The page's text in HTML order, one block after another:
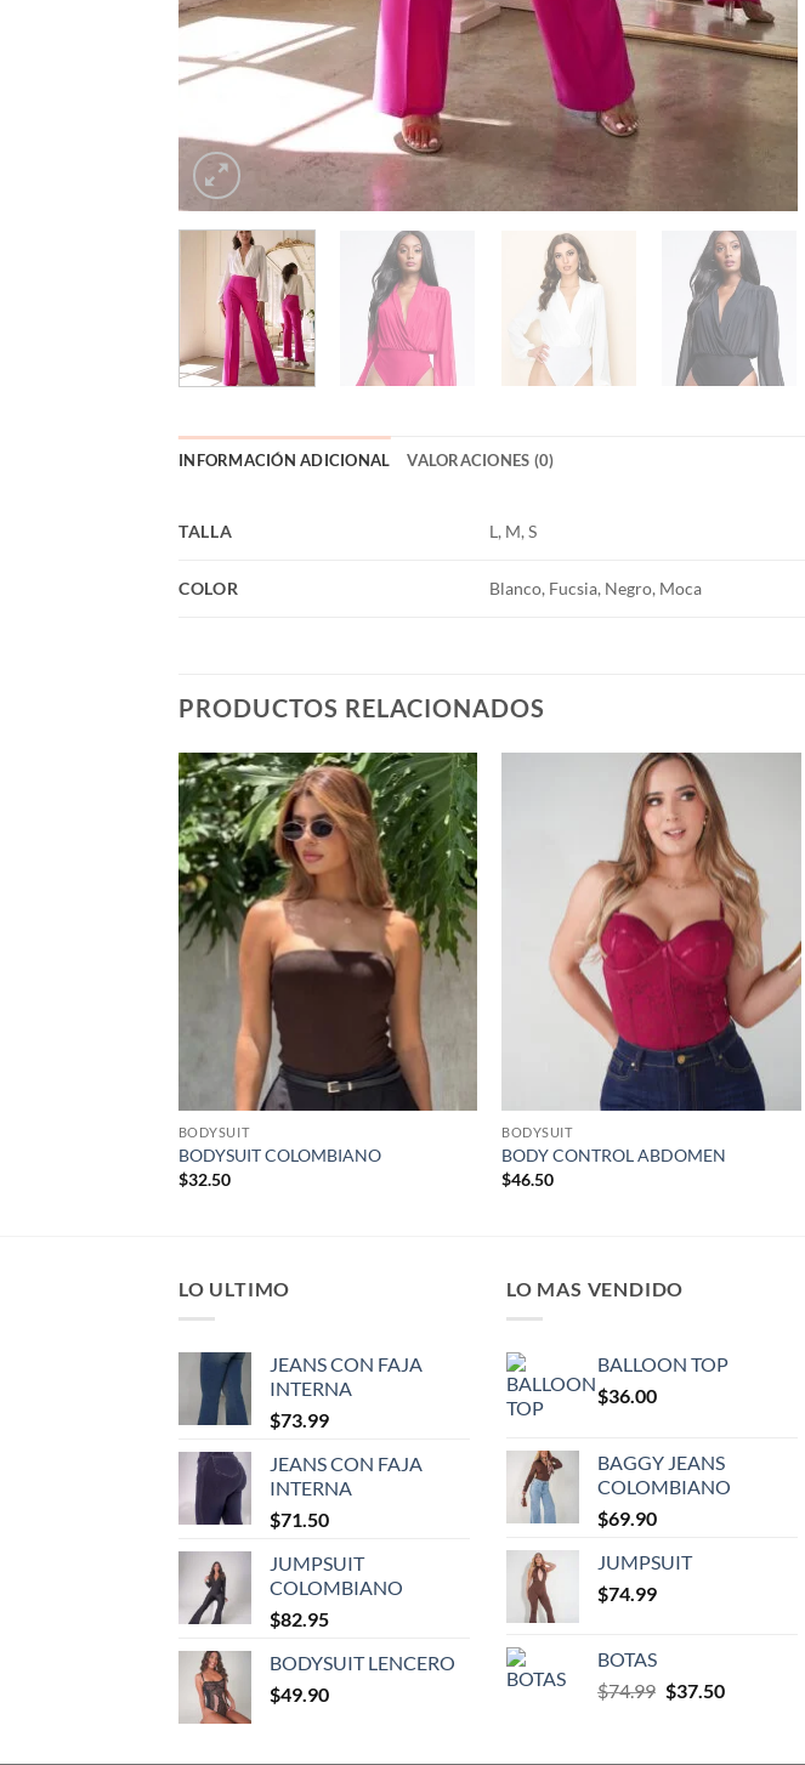
INFORMACIÓN ADICIONAL VALORACIONES (0)
TALLA L, M, S
COLOR Blanco, Fucsia, Negro, Moca
PRODUCTOS RELACIONADOS
Añadir
a la
lista de
deseos
BODYSUIT
BODYSUIT COLOMBIANO
$32.50
lista de
deseos
BODYSUIT
BODY CONTROL ABDOMEN
$46.50
LO ULTIMO
JEANS CON FAJA
INTERNA
$73.99
JEANS CON FAJA
INTERNA
$71.50
JUMPSUIT
COLOMBIANO
$82.95
BODYSUIT LENCERO
$49.90
LO MAS VENDIDO
BALLOON TOP
$36.00
BAGGY JEANS
COLOMBIANO
$69.90
JUMPSUIT
$74.99
BOTAS
$74.99 $37.50